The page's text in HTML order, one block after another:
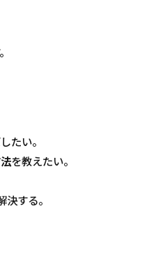
たい。
を教えたい。
決する。